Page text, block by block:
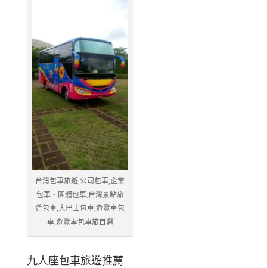
台灣包車旅遊,公司包車,企業
包車、團體包車,台灣景點旅
遊包車,大巴士包車,遊覽車包
車,遊覽車包車旅首選
九人座包車旅遊推薦